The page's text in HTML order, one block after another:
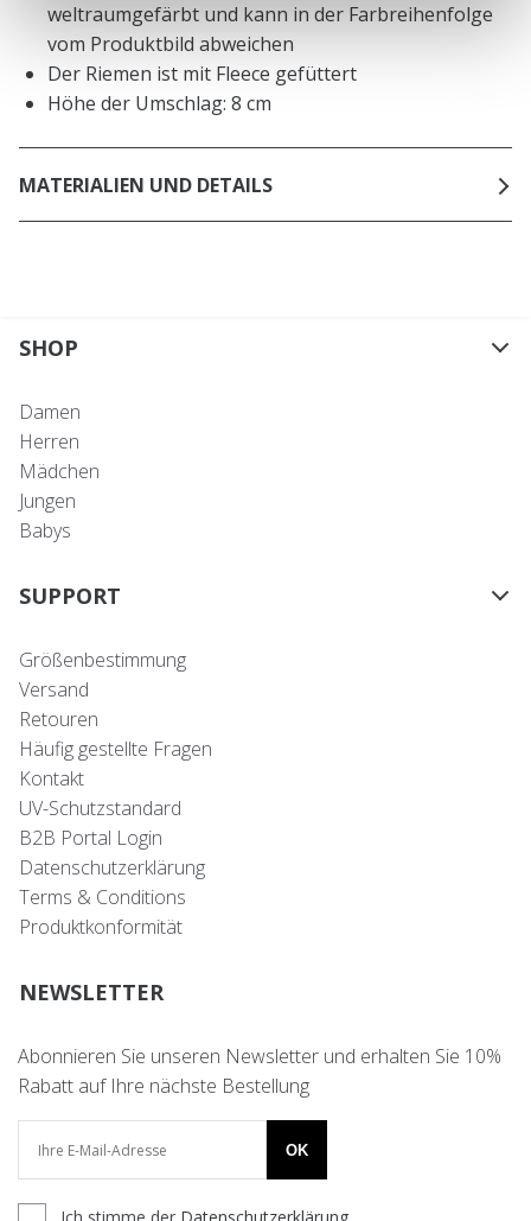
weltraumgefärbt und kann in der Farbreihenfolge
vom Produktbild abweichen
Der Riemen ist mit Fleece gefüttert
Höhe der Umschlag: 8 cm
MATERIALIEN UND DETAILS
SHOP
Damen
Herren
Mädchen
Jungen
Babys
SUPPORT
Größenbestimmung
Versand
Retouren
Häufig gestellte Fragen
Kontakt
UV-Schutzstandard
B2B Portal Login
Datenschutzerklärung
Terms & Conditions
Produktkonformität
NEWSLETTER
Abonnieren Sie unseren Newsletter und erhalten Sie 10%
Rabatt auf Ihre nächste Bestellung
OK